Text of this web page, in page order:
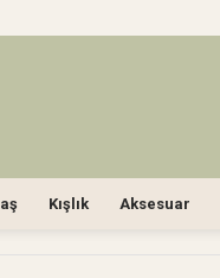
Kışlık Aksesuar